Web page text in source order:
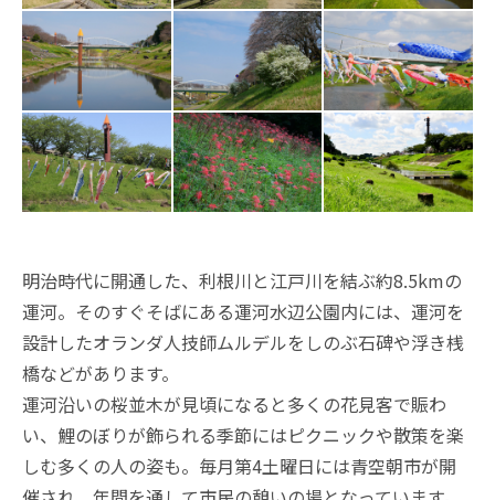
明治時代に開通した、利根川と江戸川を結ぶ約8.5kmの
運河。そのすぐそばにある運河水辺公園内には、運河を
設計したオランダ人技師ムルデルをしのぶ石碑や浮き桟
橋などがあります。
運河沿いの桜並木が見頃になると多くの花見客で賑わ
い、鯉のぼりが飾られる季節にはピクニックや散策を楽
しむ多くの人の姿も。毎月第4土曜日には青空朝市が開